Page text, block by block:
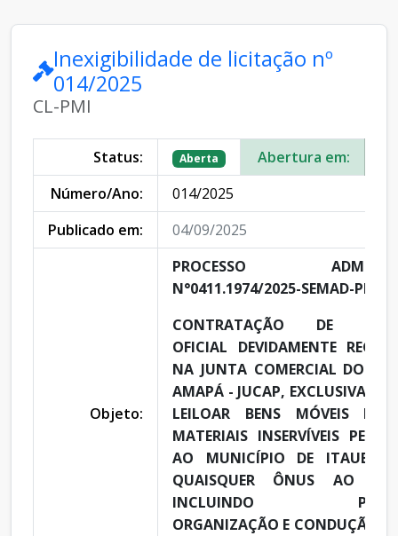
Inexigibilidade de licitação nº
014/2025
CL-PMI
Status: Aberta Abertura em:
Número/Ano:
014/2025
Publicado em:
04/09/2025
Objeto:
PROCESSO
N°0411.1974/2025-SEMAD-PMI
CONTRATAÇÃO DE
OFICIAL DEVIDAMENTE
NA JUNTA COMERCIAL DO
AMAPÁ - JUCAP,
LEILOAR BENS MÓVEIS
MATERIAIS INSERVÍVEIS
AO MUNICÍPIO DE ITAUBAL-
QUAISQUER ÔNUS AO
INCLUINDO
ORGANIZAÇÃO E CONDUÇÃO